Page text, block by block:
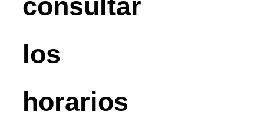
consultar
los
horarios